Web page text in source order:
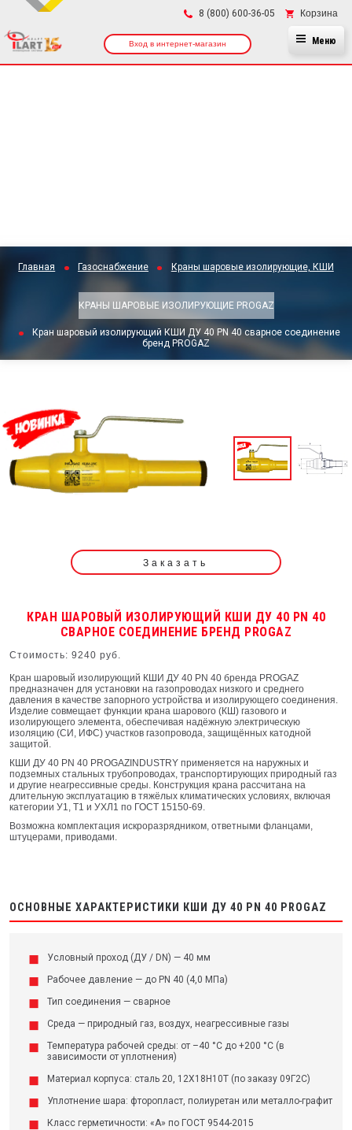
8 (800) 600-36-05 Корзина
Вход в интернет-магазин Меню
Главная Газоснабжение Краны шаровые изолирующие, КШИ
КРАНЫ ШАРОВЫЕ ИЗОЛИРУЮЩИЕ PROGAZ
Кран шаровый изолирующий КШИ ДУ 40 PN 40 сварное соединение
бренд PROGAZ
Заказать
КРАН ШАРОВЫЙ ИЗОЛИРУЮЩИЙ КШИ ДУ 40 PN 40
СВАРНОЕ СОЕДИНЕНИЕ БРЕНД PROGAZ
Стоимость: 9240 руб.
Кран шаровый изолирующий КШИ ДУ 40 PN 40 бренда PROGAZ
предназначен для установки на газопроводах низкого и среднего
давления в качестве запорного устройства и изолирующего соединения.
Изделие совмещает функции крана шарового (КШ) газового и
изолирующего элемента, обеспечивая надёжную электрическую
изоляцию (СИ, ИФС) участков газопровода, защищённых катодной
защитой.
КШИ ДУ 40 PN 40 PROGAZINDUSTRY применяется на наружных и
подземных стальных трубопроводах, транспортирующих природный газ
и другие неагрессивные среды. Конструкция крана рассчитана на
длительную эксплуатацию в тяжёлых климатических условиях, включая
категории У1, Т1 и УХЛ1 по ГОСТ 15150-69.
Возможна комплектация искроразрядником, ответными фланцами,
штуцерами, приводами.
ОСНОВНЫЕ ХАРАКТЕРИСТИКИ КШИ ДУ 40 PN 40 PROGAZ
Условный проход (ДУ / DN) — 40 мм
Рабочее давление — до PN 40 (4,0 МПа)
Тип соединения — сварное
Среда — природный газ, воздух, неагрессивные газы
Температура рабочей среды: от –40 °C до +200 °C (в
зависимости от уплотнения)
Материал корпуса: сталь 20, 12Х18Н10Т (по заказу 09Г2С)
Уплотнение шара: фторопласт, полиуретан или металло-графит
Класс герметичности: «А» по ГОСТ 9544-2015
×